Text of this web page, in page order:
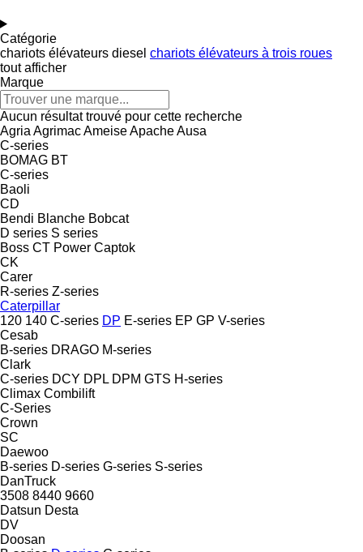
Catégorie
chariots élévateurs diesel chariots élévateurs à trois roues
tout afficher
Marque
Aucun résultat trouvé pour cette recherche
Agria AgrimacAmeiseApacheAusa
C-series
BOMAG BT
C-series
Baoli
CD
Bendi Blanche Bobcat
D series S series
Boss CT Power Captok
CK
Carer
R-series Z-series
Caterpillar
120 140 C-series DP E-series EP GP V-series
Cesab
B-series DRAGO M-series
Clark
C-series DCY DPL DPM GTS H-series
Climax Combilift
C-Series
Crown
SC
Daewoo
B-series D-series G-series S-series
DanTruck
3508 8440 9660
Datsun Desta
DV
Doosan